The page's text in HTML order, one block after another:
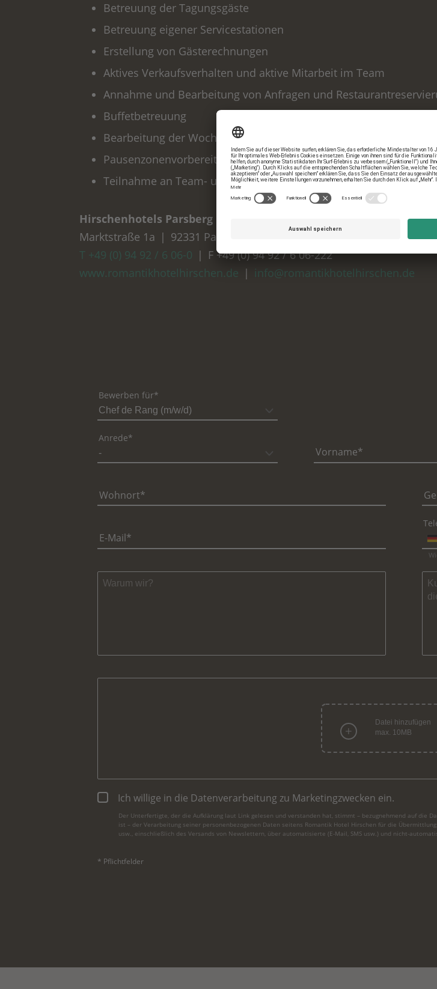
Betreuung der Tagungsgäste
Betreuung eigener Servicestationen
Erstellung von Gästerechnungen
Aktives Verkaufsverhalten und aktive Mitarbeit im Team
Annahme und Bearbeitung von Anfragen und
Buffetbetreuung
Bearbeitung der Wochenliste und der Checklisten
Pausenzonenvorbereitung im MICE-Bereich (Meetings Incentives
Teilnahme an Team- und betriebsinternen Schulungen
Hirschenhotels Parsberg GmbH
Marktstraße 1a | 92331 Parsberg
Deutschland
T +49 (0) 94 92 / 6 06-0 | F +49 (0) 94 92 / 6 06-222
www.romantikhotelhirschen.de | info@romantikhotelhirschen.de
Bewerben für*
Anrede
Vorname
Wohnort
E-Mail
Datei hinzufügen
max. 10MB
Ich willige in die Datenverarbeitung zu Marketingzwecken ein.
Der Unterfertigte, der die Aufklärung laut Linkgelesen und verstanden hat, stimmt – bezugnehmend auf die
ist – der Verarbeitung seiner personenbezogenen Daten seitens Romantik Hotel Hirschen für die
usw., einschließlich des Versands von Newslettern, über automatisierte (E-Mail, SMS usw.) und nicht-
* Pflichtfelder